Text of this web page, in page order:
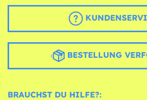
BESTELLUNG
BRAUCHST DU HILFE?: